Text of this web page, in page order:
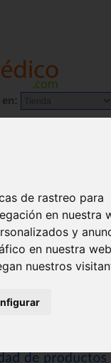
de rastreo para
en nuestra
y
en nuestra
nuestros
en: